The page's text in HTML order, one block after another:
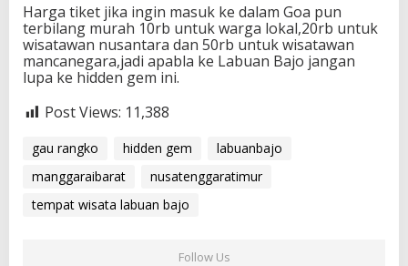
Harga tiket jika ingin masuk ke dalam Goa pun
terbilang murah 10rb untuk warga lokal,20rb untuk
wisatawan nusantara dan 50rb untuk wisatawan
mancanegara,jadi apabla ke Labuan Bajo jangan
lupa ke hidden gem ini.
Post Views: 11,388
gau rangko hidden gem
labuanbajo
manggaraibarat
nusatenggaratimur
tempat wisata labuan bajo
Follow Us